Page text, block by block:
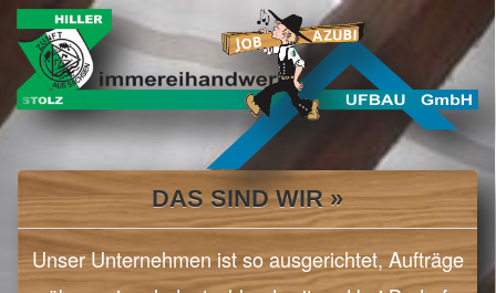
Previous
DAS SIND WIR »
Unser Unternehmen ist so ausgerichtet, Aufträge